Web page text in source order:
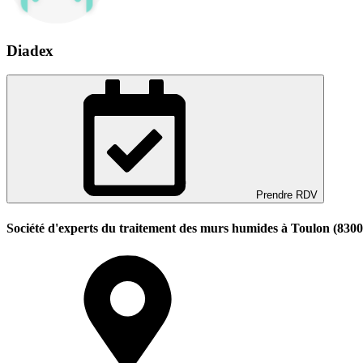
Diadex
Prendre RDV
Société d'experts du traitement des murs humides à Toulon